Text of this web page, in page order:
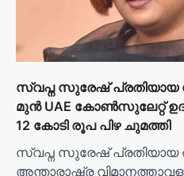
സ്വപ്ന സുരേഷ് പ്രതിയായ
മുൻ UAE കോൺസുലേറ്റ്
12 കോടി രൂപ പിഴ ചുമത്തി
സ്വപ്ന സുരേഷ് പ്രതിയായ
അന്താരാഷ്ട്ര